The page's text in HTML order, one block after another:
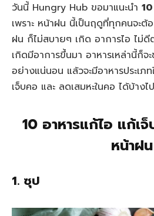
วันนี้ Hungry Hub ขอมาแนะนำ
เพราะ หน้าฝน นี้เป็นฤดูที่ทุกคนจะ
ฝน ก็ไม่สบายๆ เกิด อาการไอ ไม่
เกิดมีอาการขึ้นมา อาหารเหล่านี้ก็จ
อย่างแน่นอน แล้วจะมีอาหารประเ
เจ็บคอ และ ลดเสมหะในคอ ได้บ้าง
10 อาหารแก้ไอ แก้เ
หน้าฝน
1. ซุป